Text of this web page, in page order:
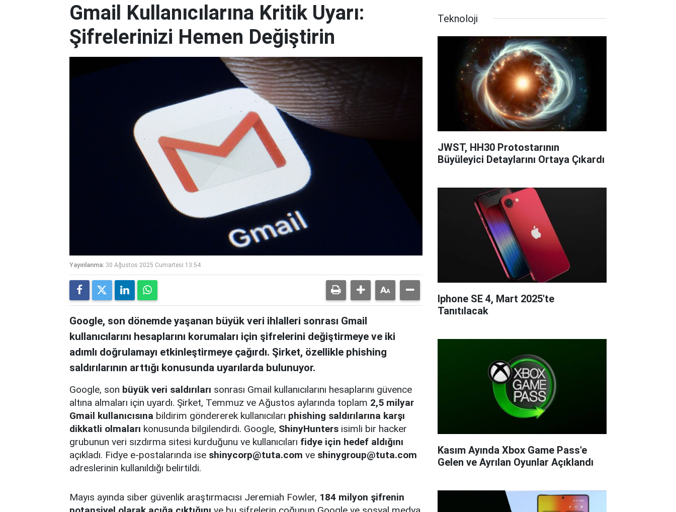
Gmail Kullanıcılarına Kritik Uyarı:
Şifrelerinizi Hemen Değiştirin
Yayınlanma: 30 Ağustos 2025 Cumartesi 13:54
Google, son dönemde yaşanan büyük veri ihlalleri sonrası Gmail
kullanıcılarını hesaplarını korumaları için şifrelerini değiştirmeye ve iki
adımlı doğrulamayı etkinleştirmeye çağırdı. Şirket, özellikle phishing
saldırılarının arttığı konusunda uyarılarda bulunuyor.
Google, son büyük veri saldırıları sonrası Gmail kullanıcılarını hesaplarını güvence
altına almaları için uyardı. Şirket, Temmuz ve Ağustos aylarında toplam 2,5 milyar
Gmail kullanıcısına bildirim göndererek kullanıcıları phishing saldırılarına karşı
dikkatli olmaları konusunda bilgilendirdi. Google, ShinyHunters isimli bir hacker
grubunun veri sızdırma sitesi kurduğunu ve kullanıcıları fidye için hedef aldığını
açıkladı. Fidye e-postalarında ise shinycorp@tuta.com ve shinygroup@tuta.com
adreslerinin kullanıldığı belirtildi.
Mayıs ayında siber güvenlik araştırmacısı Jeremiah Fowler, 184 milyon şifrenin
Teknoloji
JWST, HH30 Protostarının
Büyüleyici Detaylarını Ortaya Çıkardı
Iphone SE 4, Mart 2025'te
Tanıtılacak
Kasım Ayında Xbox Game Pass'e
Gelen ve Ayrılan Oyunlar Açıklandı